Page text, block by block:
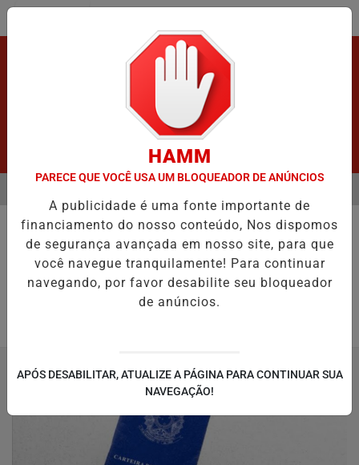
EM ALTA
CÂMARA DOS DEPUTADOS
deputados que assinaram a PEC
Conheça os deputados que assinaram .
HAMM
PARECE QUE VOCÊ USA UM BLOQUEADOR DE ANÚNCIOS
A publicidade é uma fonte importante de
financiamento do nosso conteúdo, Nos dispomos
de segurança avançada em nosso site, para que
você navegue tranquilamente! Para continuar
navegando, por favor desabilite seu bloqueador
de anúncios.
APÓS DESABILITAR, ATUALIZE A PÁGINA PARA CONTINUAR SUA
NAVEGAÇÃO!